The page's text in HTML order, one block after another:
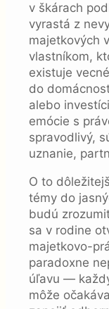
v škárach
vyrastá z
majetkových
vlastníkom,
existuje
do
alebo
emócie s
spravodlivý,
uznanie,
O to
témy do
budú
sa v rodine
majetkovo-
paradoxne
úľavu —
môže